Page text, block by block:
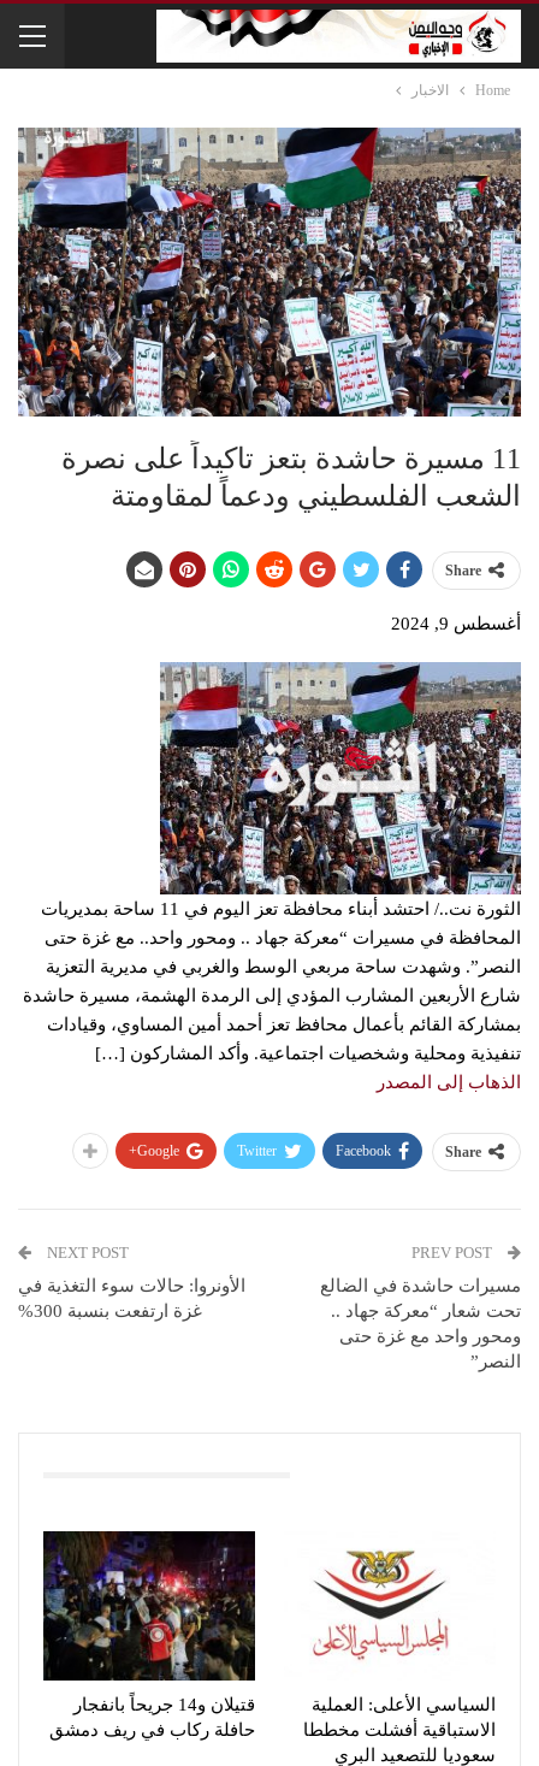
Home الاخبار
11 مسيرة حاشدة بتعز تاكيداً على نصرة
الشعب الفلسطيني ودعماً لمقاومتة
Share
أغسطس 9, 2024
الثورة نت../ احتشد أبناء محافظة تعز اليوم في 11 ساحة بمديريات
المحافظة في مسيرات “معركة جهاد .. ومحور واحد.. مع غزة حتى
النصر”. وشهدت ساحة مربعي الوسط والغربي في مديرية التعزية
شارع الأربعين المشارب المؤدي إلى الرمدة الهشمة، مسيرة حاشدة
بمشاركة القائم بأعمال محافظ تعز أحمد أمين المساوي، وقيادات
تنفيذية ومحلية وشخصيات اجتماعية. وأكد المشاركون […]
الذهاب إلى المصدر
Share
Facebook
Twitter
Google+
مسيرات حاشدة في الضالع
تحت شعار “معركة جهاد ..
ومحور واحد مع غزة حتى
النصر”
NEXT POST
الأونروا: حالات سوء التغذية في
غزة ارتفعت بنسبة 300%
السياسي الأعلى: العملية
الاستباقية أفشلت مخططا
سعوديا للتصعيد البري
قتيلان و14 جريحاً بانفجار
حافلة ركاب في ريف دمشق